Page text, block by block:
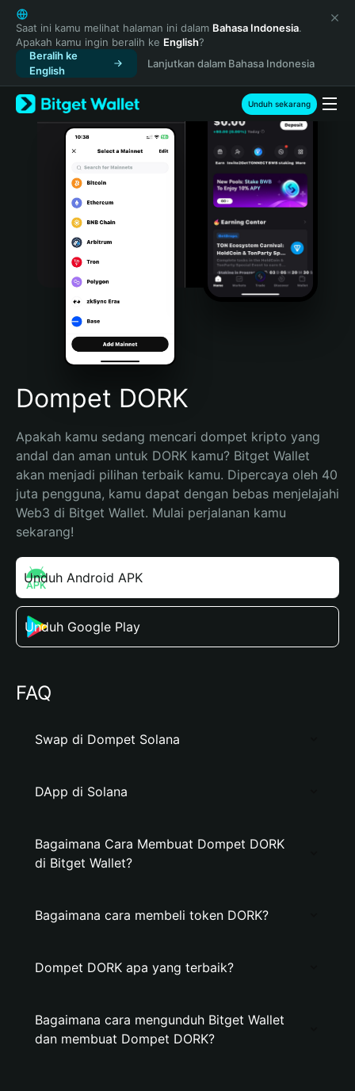
English
日本語
Tiếng Việt
Русский
Español (Latinoamérica)
Türkçe
Italiano
Português (Portugal)
Bahasa Indonesia
Português (Brasil)
Español (Argentina)
Saat ini kamu melihat halaman ini dalam Bahasa Indonesia.
Apakah kamu ingin beralih ke English?
Beralih ke
English
Lanjutkan dalam Bahasa Indonesia
Unduh sekarang
Dompet DORK
Apakah kamu sedang mencari dompet kripto yang
andal dan aman untuk DORK kamu? Bitget Wallet
akan menjadi pilihan terbaik kamu. Dipercaya oleh 40
juta pengguna, kamu dapat dengan bebas menjelajahi
Web3 di Bitget Wallet. Mulai perjalanan kamu
sekarang!
Unduh Android APK
Unduh Google Play
FAQ
Swap di Dompet Solana
DApp di Solana
Bagaimana Cara Membuat Dompet DORK
di Bitget Wallet?
Bagaimana cara membeli token DORK?
Dompet DORK apa yang terbaik?
Bagaimana cara mengunduh Bitget Wallet
dan membuat Dompet DORK?